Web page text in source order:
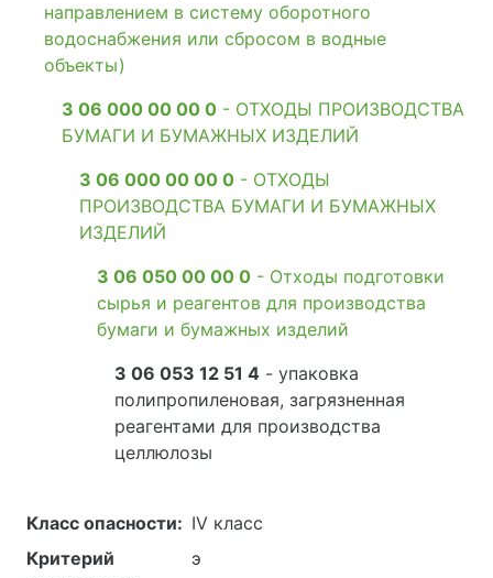
направлением в систему оборотного
водоснабжения или сбросом в водные
объекты)
3 06 000 00 00 0 - ОТХОДЫ ПРОИЗВОДСТВА
БУМАГИ И БУМАЖНЫХ ИЗДЕЛИЙ
3 06 000 00 00 0 - ОТХОДЫ
ПРОИЗВОДСТВА БУМАГИ И БУМАЖНЫХ
ИЗДЕЛИЙ
3 06 050 00 00 0 - Отходы подготовки
сырья и реагентов для производства
бумаги и бумажных изделий
3 06 053 12 51 4 - упаковка
полипропиленовая, загрязненная
реагентами для производства
целлюлозы
Класс опасности: IV класс
Критерий
э